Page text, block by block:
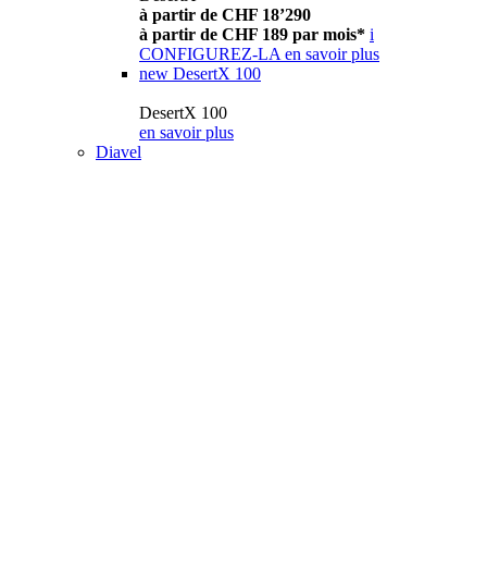
à partir de CHF 18’290
à partir de CHF 189 par mois* i
CONFIGUREZ-LA en savoir plus
new DesertX 100
DesertX 100
en savoir plus
Diavel